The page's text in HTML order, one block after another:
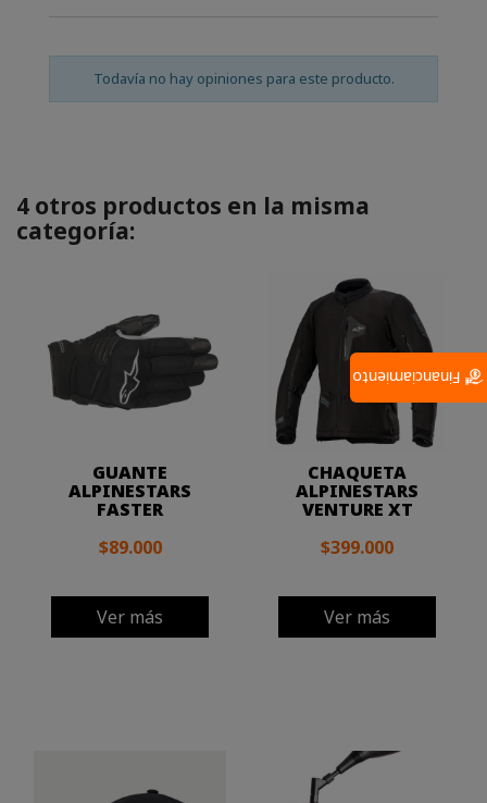
Todavía no hay opiniones para este producto.
4 otros productos en la misma
categoría:
GUANTE
ALPINESTARS
FASTER
$89.000
Ver más
CHAQUETA
ALPINESTARS
VENTURE XT
$399.000
Ver más
Financiamiento